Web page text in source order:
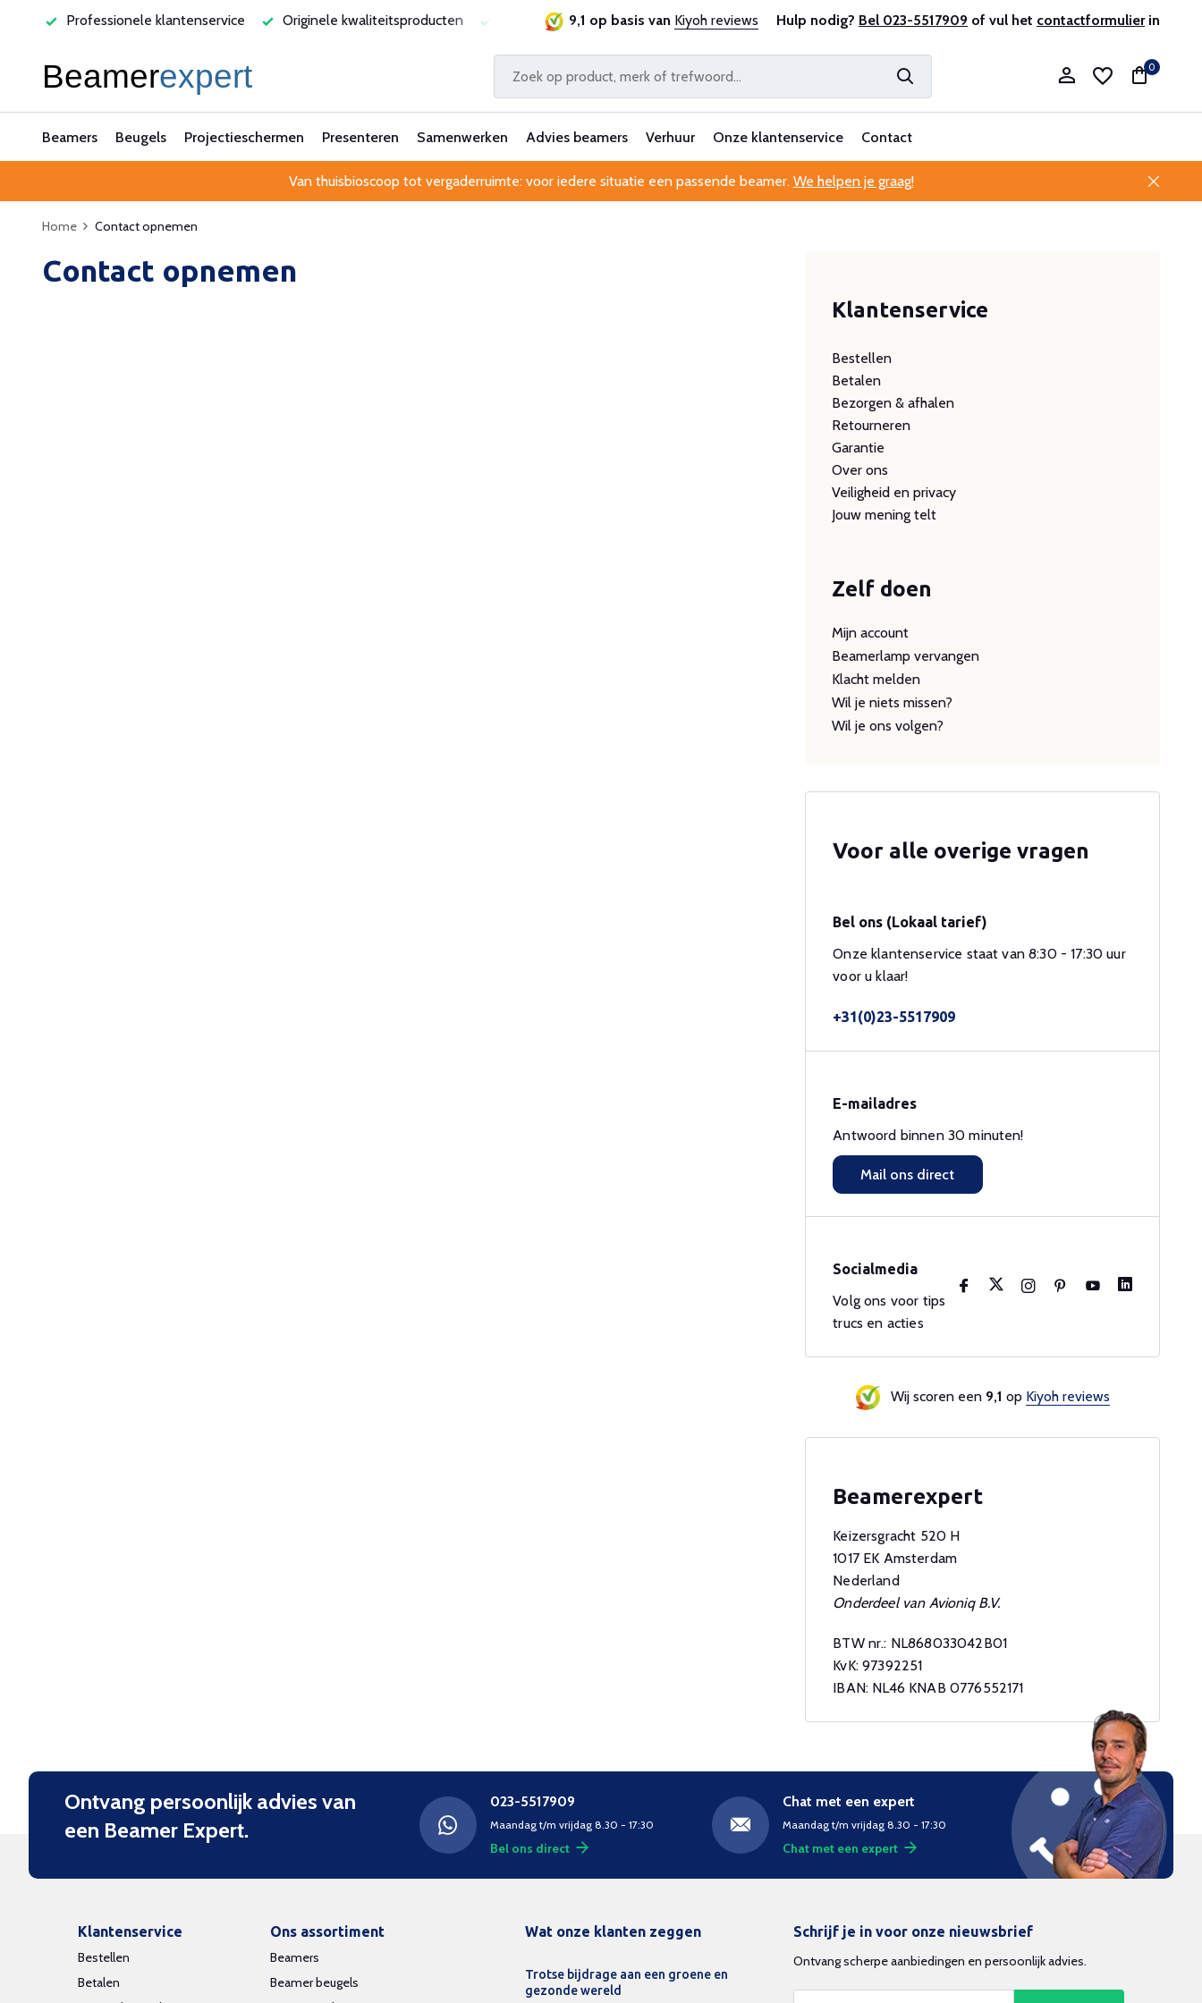
Professionele klantenservice Originele kwaliteitsproducten Laagste prijsgarantie Al 25 jaar betrouwbaar en ervaren Professionele klantenservice
9,1 op basis van Kiyoh reviews Hulp nodig? Bel 023-5517909 of vul het contactformulierin
0
Beamers Beugels Projectieschermen Presenteren Samenwerken Advies beamers Verhuur Onze klantenservice Contact
Van thuisbioscoop tot vergaderruimte: voor iedere situatie een passende beamer. We helpen je graag!
Home Contact opnemen
Contact opnemen
Klantenservice
Bestellen
Betalen
Bezorgen & afhalen
Retourneren
Garantie
Over ons
Veiligheid en privacy
Jouw mening telt
Zelf doen
Mijn account
Beamerlamp vervangen
Klacht melden
Wil je niets missen?
Wil je ons volgen?
Voor alle overige vragen
Bel ons (Lokaal tarief)
Onze klantenservice staat van 8:30 - 17:30 uur
voor u klaar!
+31(0)23-5517909
E-mailadres
Antwoord binnen 30 minuten!
Mail ons direct
Socialmedia
Volg ons voor tips
trucs en acties
Wij scoren een 9,1 op Kiyoh reviews
Beamerexpert
Keizersgracht 520 H
1017 EK Amsterdam
Nederland
Onderdeel van Avioniq B.V.
BTW nr.: NL868033042B01
KvK: 97392251
IBAN: NL46 KNAB 0776552171
Ontvang persoonlijk advies van
een Beamer Expert.
023-5517909
Maandag t/m vrijdag 8.30 - 17:30
Bel ons direct
Chat met een expert
Maandag t/m vrijdag 8.30 - 17:30
Chat met een expert
Klantenservice
Bestellen
Betalen
Ons assortiment
Beamers
Beamer beugels
Wat onze klanten zeggen
Trotse bijdrage aan een groene en
gezonde wereld
Schrijf je in voor onze nieuwsbrief
Ontvang scherpe aanbiedingen en persoonlijk advies.